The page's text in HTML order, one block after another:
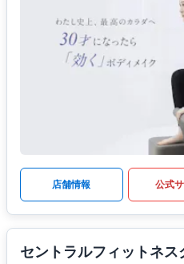
店舗情報 公式
セントラルフィットネ